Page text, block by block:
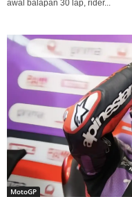
awal balapan 30 lap, rider...
MotoGP